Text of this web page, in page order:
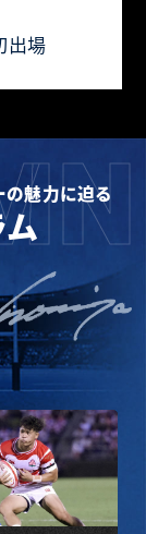
出場
の魅力に迫る